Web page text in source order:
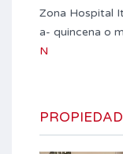
Zona Hospital
a- quincena o
N